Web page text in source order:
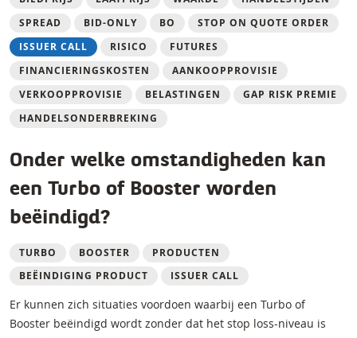
SPREAD
BID-ONLY BO
STOP ON QUOTE ORDER
ISSUER CALL
RISICO
FUTURES
FINANCIERINGSKOSTEN
AANKOOPPROVISIE
VERKOOPPROVISIE
BELASTINGEN
GAP RISK PREMIE
HANDELSONDERBREKING
Onder welke omstandigheden kan
een Turbo of Booster worden
beëindigd?
TURBO BOOSTER
PRODUCTEN
BEËINDIGING PRODUCT
ISSUER CALL
Er kunnen zich situaties voordoen waarbij een Turbo of
Booster beëindigd wordt zonder dat het stop loss-niveau is